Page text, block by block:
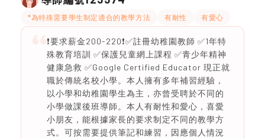
*為特殊需要學生制定適合的教學方法 有耐性 有愛心
❗️要求薪金200-220❗️✅註冊幼稚園教師 ✅1年特
殊教育培訓 ✅保護兒童網上課程 ✅青少年精神
健康急救 ✅Google Certified Educator 現正就
職於傳統名校小學。本人擁有多年補習經驗，
以小學和幼稚園學生為主，亦曾受聘於不同的
小學做課後班導師。本人有耐性和愛心，喜愛
小朋友，能根據家長的要求制定不同的教學方
式。可按需要提供筆記和練習，因應個人情況